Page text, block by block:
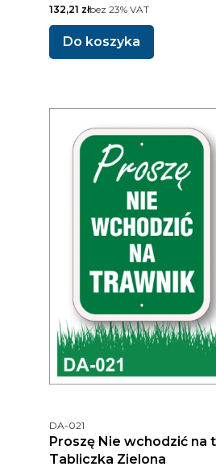
Cena netto
132,21 złbez 23% VAT
Do koszyka
Kod produktu
DA-021
Proszę Nie wchodzić na
Tabliczka Zielona